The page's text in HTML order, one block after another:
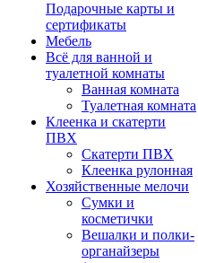
Подарочные карты и
сертификаты
Мебель
Всё для ванной и
туалетной комнаты
Ванная комната
Туалетная комната
Клеенка и скатерти
ПВХ
Скатерти ПВХ
Клеенка рулонная
Хозяйственные мелочи
Сумки и
косметички
Вешалки и полки-
органайзеры